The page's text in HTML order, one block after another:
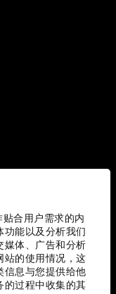
合用户需求的内
功能以及分析我们
媒体、广告和分析
站的使用情况，这
信息与您提供给他
的过程中收集的其